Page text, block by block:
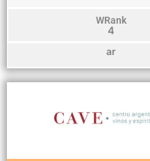
WRank
4
ar